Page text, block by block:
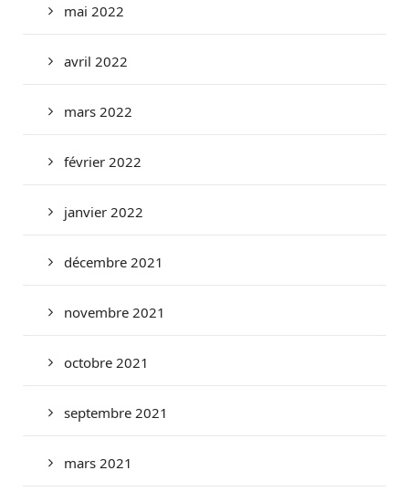
mai 2022
avril 2022
mars 2022
février 2022
janvier 2022
décembre 2021
novembre 2021
octobre 2021
septembre 2021
mars 2021